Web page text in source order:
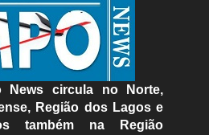
News circula no Norte,
Região dos Lagos e
também na Região